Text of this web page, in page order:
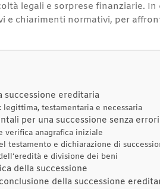
legali e sorprese finanziarie.
e chiarimenti normativi, per
successione ereditaria
legittima, testamentaria e necessaria
per una successione senza errori
verifica anagrafica iniziale
testamento e dichiarazione di
e divisione dei beni
della successione
della successione